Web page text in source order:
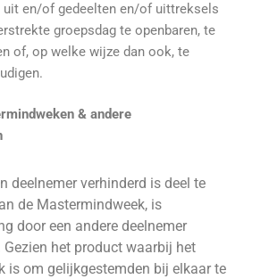
uit en/of gedeelten en/of uittreksels
groepsdag te openbaren, te
of, op welke wijze dan ook, te
& andere
deelnemer verhinderd is deel te
de Mastermindweek, is
door een andere deelnemer
Gezien het product waarbij het
is om gelijkgestemden bij elkaar te